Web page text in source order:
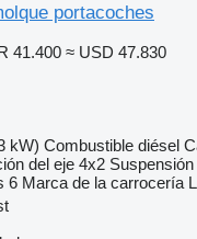
portacoches
41.400 ≈ USD 47.830
kW) Combustible diésel
del eje 4x2 Suspensión
6 Marca de la carrocería